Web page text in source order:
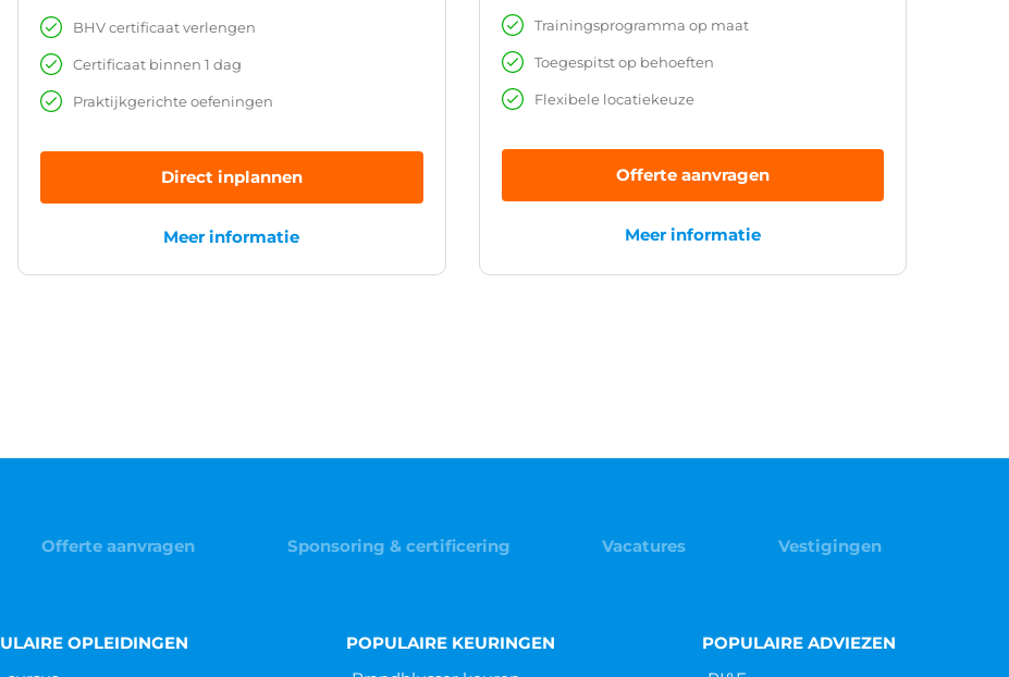
BHV certificaat verlengen
Certificaat binnen 1 dag
Praktijkgerichte oefeningen
Direct inplannen
Meer informatie
Trainingsprogramma op maat
Toegespitst op behoeften
Flexibele locatiekeuze
Offerte aanvragen
Meer informatie
Offerte aanvragen Sponsoring & certificering Vacatures Vestigingen
OPLEIDINGEN
POPULAIRE KEURINGEN
POPULAIRE ADVIEZEN